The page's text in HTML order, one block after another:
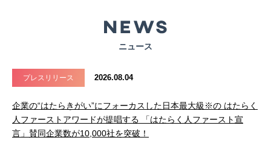
ニュース
プレスリリース 2026.08.04
企業の“はたらきがい”にフォーカスした日本最大級※の はたらく
人ファーストアワードが提唱する 「はたらく人ファースト宣
言」賛同企業数が10,000社を突破！